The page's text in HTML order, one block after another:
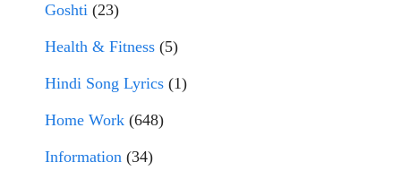
Goshti (23)
Health & Fitness (5)
Hindi Song Lyrics (1)
Home Work (648)
Information (34)